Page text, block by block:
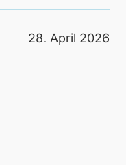
28. April 2026